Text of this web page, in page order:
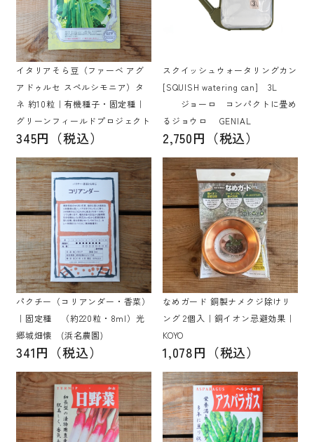
イタリアそら豆（ファーベ アグ
アドゥルセ スペルシモニア）タ
ネ 約10粒｜有機種子・固定種｜
グリーンフィールドプロジェクト
345円（税込）
スクイッシュウォータリングカン
[SQUISH watering can] 3L
ジョーロ コンパクトに畳め
るジョウロ GENIAL
2,750円（税込）
パクチー（コリアンダー・香菜）
｜固定種 （約220粒・8ml）光
郷城畑懐 (浜名農園)
341円（税込）
なめガード 銅製ナメクジ除けリ
ング 2個入｜銅イオン忌避効果｜
KOYO
1,078円（税込）